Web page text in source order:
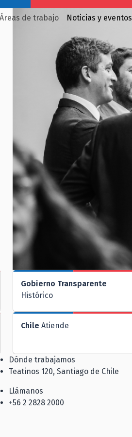
Áreas de trabajo Noticias y eventos
Gobierno Transparente
Histórico
Chile Atiende
Dónde trabajamos
Teatinos 120, Santiago de Chile
Llámanos
+56 2 2828 2000